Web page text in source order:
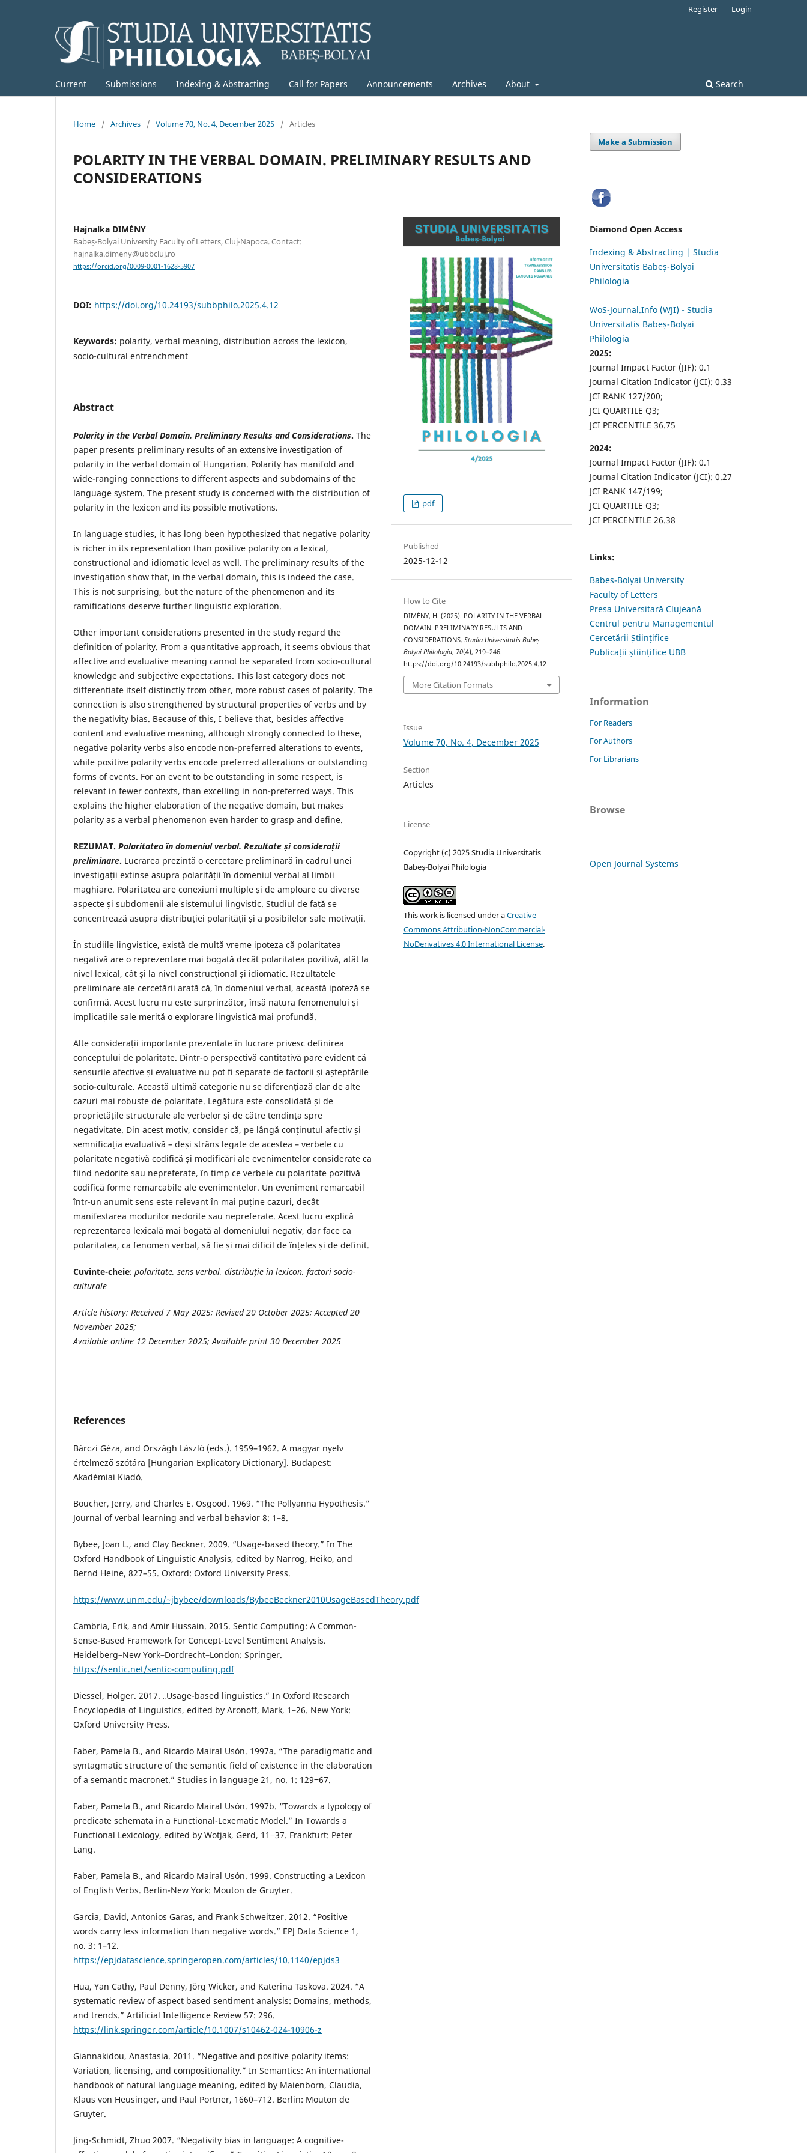
Current Submissions Indexing & Abstracting Call for Papers Announcements Archives About Search
Register Login
Home / Archives / Volume 70, No. 4, December 2025 / Articles
POLARITY IN THE VERBAL DOMAIN. PRELIMINARY RESULTS AND
CONSIDERATIONS
Hajnalka DIMÉNY
Babeș-Bolyai University Faculty of Letters, Cluj-Napoca. Contact:
hajnalka.dimeny@ubbcluj.ro
https://orcid.org/0009-0001-1628-5907
DOI: https://doi.org/10.24193/subbphilo.2025.4.12
Keywords: polarity, verbal meaning, distribution across the lexicon,
socio-cultural entrenchment
Abstract
Polarity in the Verbal Domain. Preliminary Results and Considerations. The
paper presents preliminary results of an extensive investigation of
polarity in the verbal domain of Hungarian. Polarity has manifold and
wide-ranging connections to different aspects and subdomains of the
language system. The present study is concerned with the distribution of
polarity in the lexicon and its possible motivations.
In language studies, it has long been hypothesized that negative polarity
is richer in its representation than positive polarity on a lexical,
constructional and idiomatic level as well. The preliminary results of the
investigation show that, in the verbal domain, this is indeed the case.
This is not surprising, but the nature of the phenomenon and its
ramifications deserve further linguistic exploration.
Other important considerations presented in the study regard the
definition of polarity. From a quantitative approach, it seems obvious that
affective and evaluative meaning cannot be separated from socio-cultural
knowledge and subjective expectations. This last category does not
differentiate itself distinctly from other, more robust cases of polarity. The
connection is also strengthened by structural properties of verbs and by
the negativity bias. Because of this, I believe that, besides affective
content and evaluative meaning, although strongly connected to these,
negative polarity verbs also encode non-preferred alterations to events,
while positive polarity verbs encode preferred alterations or outstanding
forms of events. For an event to be outstanding in some respect, is
relevant in fewer contexts, than excelling in non-preferred ways. This
explains the higher elaboration of the negative domain, but makes
polarity as a verbal phenomenon even harder to grasp and define.
REZUMAT. Polaritatea în domeniul verbal. Rezultate și considerații
preliminare. Lucrarea prezintă o cercetare preliminară în cadrul unei
investigații extinse asupra polarității în domeniul verbal al limbii
maghiare. Polaritatea are conexiuni multiple și de amploare cu diverse
aspecte și subdomenii ale sistemului lingvistic. Studiul de față se
concentrează asupra distribuției polarității și a posibilelor sale motivații.
În studiile lingvistice, există de multă vreme ipoteza că polaritatea
negativă are o reprezentare mai bogată decât polaritatea pozitivă, atât la
nivel lexical, cât și la nivel construcțional și idiomatic. Rezultatele
preliminare ale cercetării arată că, în domeniul verbal, această ipoteză se
confirmă. Acest lucru nu este surprinzător, însă natura fenomenului și
implicațiile sale merită o explorare lingvistică mai profundă.
Alte considerații importante prezentate în lucrare privesc definirea
conceptului de polaritate. Dintr-o perspectivă cantitativă pare evident că
sensurile afective și evaluative nu pot fi separate de factorii și așteptările
socio-culturale. Această ultimă categorie nu se diferențiază clar de alte
cazuri mai robuste de polaritate. Legătura este consolidată și de
proprietățile structurale ale verbelor și de către tendința spre
negativitate. Din acest motiv, consider că, pe lângă conținutul afectiv și
semnificația evaluativă – deși strâns legate de acestea – verbele cu
polaritate negativă codifică și modificări ale evenimentelor considerate ca
fiind nedorite sau nepreferate, în timp ce verbele cu polaritate pozitivă
codifică forme remarcabile ale evenimentelor. Un eveniment remarcabil
într-un anumit sens este relevant în mai puține cazuri, decât
manifestarea modurilor nedorite sau nepreferate. Acest lucru explică
reprezentarea lexicală mai bogată al domeniului negativ, dar face ca
polaritatea, ca fenomen verbal, să fie și mai dificil de înțeles și de definit.
Cuvinte-cheie: polaritate, sens verbal, distribuție în lexicon, factori socio-
culturale
Article history: Received 7 May 2025; Revised 20 October 2025; Accepted 20
November 2025;
Available online 12 December 2025; Available print 30 December 2025
References
Bárczi Géza, and Országh László (eds.). 1959–1962. A magyar nyelv
értelmező szótára [Hungarian Explicatory Dictionary]. Budapest:
Akadémiai Kiadó.
Boucher, Jerry, and Charles E. Osgood. 1969. “The Pollyanna Hypothesis.”
Journal of verbal learning and verbal behavior 8: 1–8.
Bybee, Joan L., and Clay Beckner. 2009. “Usage-based theory.” In The
Oxford Handbook of Linguistic Analysis, edited by Narrog, Heiko, and
Bernd Heine, 827–55. Oxford: Oxford University Press.
https://www.unm.edu/~jbybee/downloads/BybeeBeckner2010UsageBasedTheory.pdf
Cambria, Erik, and Amir Hussain. 2015. Sentic Computing: A Common-
Sense-Based Framework for Concept-Level Sentiment Analysis.
Heidelberg–New York–Dordrecht–London: Springer.
https://sentic.net/sentic-computing.pdf
Diessel, Holger. 2017. „Usage-based linguistics.” In Oxford Research
Encyclopedia of Linguistics, edited by Aronoff, Mark, 1–26. New York:
Oxford University Press.
Faber, Pamela B., and Ricardo Mairal Usón. 1997a. “The paradigmatic and
syntagmatic structure of the semantic field of existence in the elaboration
of a semantic macronet.” Studies in language 21, no. 1: 129‒67.
Faber, Pamela B., and Ricardo Mairal Usón. 1997b. “Towards a typology of
predicate schemata in a Functional-Lexematic Model.” In Towards a
Functional Lexicology, edited by Wotjak, Gerd, 11‒37. Frankfurt: Peter
Lang.
Faber, Pamela B., and Ricardo Mairal Usón. 1999. Constructing a Lexicon
of English Verbs. Berlin-New York: Mouton de Gruyter.
Garcia, David, Antonios Garas, and Frank Schweitzer. 2012. “Positive
words carry less information than negative words.” EPJ Data Science 1,
no. 3: 1–12.
https://epjdatascience.springeropen.com/articles/10.1140/epjds3
Hua, Yan Cathy, Paul Denny, Jörg Wicker, and Katerina Taskova. 2024. “A
systematic review of aspect based sentiment analysis: Domains, methods,
and trends.” Artificial Intelligence Review 57: 296.
https://link.springer.com/article/10.1007/s10462-024-10906-z
Giannakidou, Anastasia. 2011. “Negative and positive polarity items:
Variation, licensing, and compositionality.” In Semantics: An international
handbook of natural language meaning, edited by Maienborn, Claudia,
Klaus von Heusinger, and Paul Portner, 1660–712. Berlin: Mouton de
Gruyter.
Jing-Schmidt, Zhuo 2007. “Negativity bias in language: A cognitive-
pdf
Published
2025-12-12
How to Cite
DIMÉNY, H. (2025). POLARITY IN THE VERBAL
DOMAIN. PRELIMINARY RESULTS AND
CONSIDERATIONS.Studia Universitatis Babeș-
Bolyai Philologia, 70(4), 219–246.
https://doi.org/10.24193/subbphilo.2025.4.12
More Citation Formats
Issue
Volume 70, No. 4, December 2025
Section
Articles
License
Copyright (c) 2025 Studia Universitatis
Babeș-Bolyai Philologia
This work is licensed under aCreative
Commons Attribution-NonCommercial-
NoDerivatives 4.0 International License.
Make a Submission
Diamond Open Access
Indexing & Abstracting | Studia
Universitatis Babeș-Bolyai
Philologia
WoS-Journal.Info (WJI) - Studia
Universitatis Babeș-Bolyai
Philologia
2025:
Journal Impact Factor (JIF): 0.1
Journal Citation Indicator (JCI): 0.33
JCI RANK 127/200;
JCI QUARTILE Q3;
JCI PERCENTILE 36.75
2024:
Journal Impact Factor (JIF): 0.1
Journal Citation Indicator (JCI): 0.27
JCI RANK 147/199;
JCI QUARTILE Q3;
JCI PERCENTILE 26.38
Links:
Babes-Bolyai University
Faculty of Letters
Presa Universitară Clujeană
Centrul pentru Managementul
Cercetării Științifice
Publicații științifice UBB
Information
For Readers
For Authors
For Librarians
Browse
Open Journal Systems